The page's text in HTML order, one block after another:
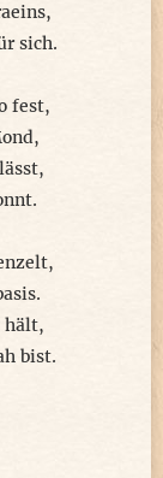
sich.
fest,
hält,
bist.